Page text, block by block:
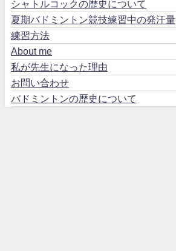
シャトルコックの歴史について
夏期バドミントン競技練習中の発汗量
練習方法
About me
私が先生になった理由
お問い合わせ
バドミントンの歴史について